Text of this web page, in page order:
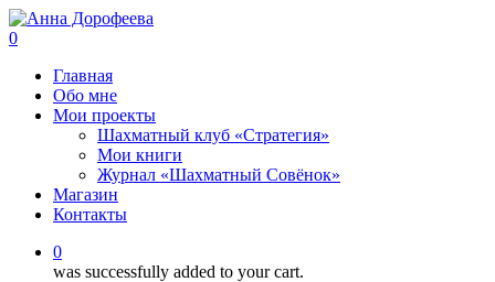
0
Главная
Обо мне
Мои проекты
Шахматный клуб «Стратегия»
Мои книги
Журнал «Шахматный Совёнок»
Магазин
Контакты
0
was successfully added to your cart.